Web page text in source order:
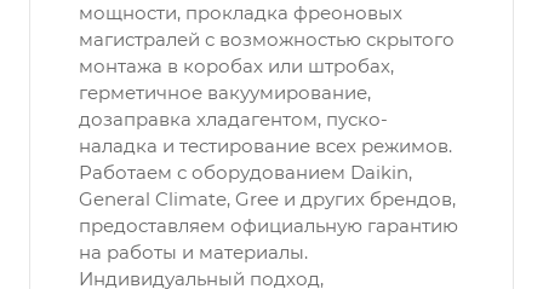
мощности, прокладка фреоновых
магистралей с возможностью скрытого
монтажа в коробах или штробах,
герметичное вакуумирование,
дозаправка хладагентом, пуско-
наладка и тестирование всех режимов.
Работаем с оборудованием Daikin,
General Climate, Gree и других брендов,
предоставляем официальную гарантию
на работы и материалы.
Индивидуальный подход,